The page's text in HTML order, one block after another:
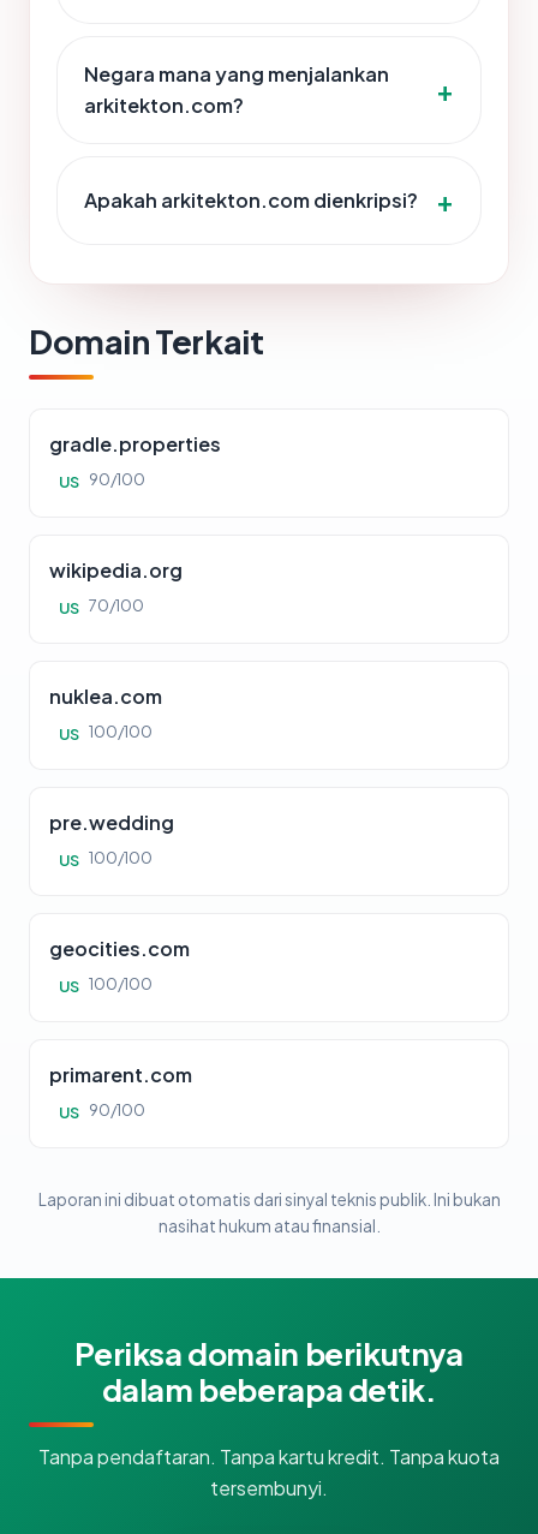
Negara mana yang menjalankan
arkitekton.com?
Apakah arkitekton.com dienkripsi?
Domain Terkait
gradle.properties
US 90/100
wikipedia.org
US 70/100
nuklea.com
US 100/100
pre.wedding
US 100/100
geocities.com
US 100/100
primarent.com
US 90/100
Laporan ini dibuat otomatis dari sinyal teknis publik. Ini bukan
nasihat hukum atau finansial.
Periksa domain berikutnya
dalam beberapa detik.
Tanpa pendaftaran. Tanpa kartu kredit. Tanpa kuota
tersembunyi.